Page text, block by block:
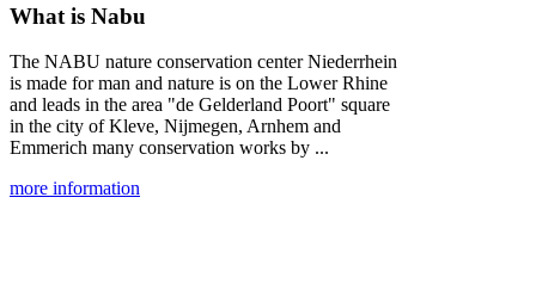
What is Nabu
The NABU nature conservation center Niederrhein
is made for man and nature is on the Lower Rhine
and leads in the area "de Gelderland Poort" square
in the city of Kleve, Nijmegen, Arnhem and
Emmerich many conservation works by ...
more information